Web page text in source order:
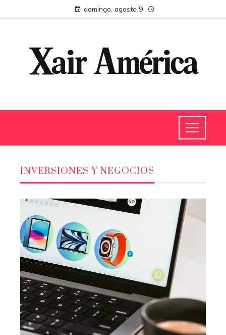
domingo, agosto 9
INVERSIONES Y NEGOCIOS